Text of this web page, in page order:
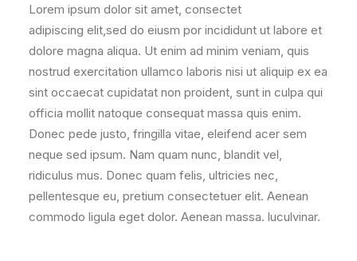
Lorem ipsum dolor sit amet, consectet
adipiscing elit,sed do eiusm por incididunt ut labore et
dolore magna aliqua. Ut enim ad minim veniam, quis
nostrud exercitation ullamco laboris nisi ut aliquip ex ea
sint occaecat cupidatat non proident, sunt in culpa qui
officia mollit natoque consequat massa quis enim.
Donec pede justo, fringilla vitae, eleifend acer sem
neque sed ipsum. Nam quam nunc, blandit vel,
ridiculus mus. Donec quam felis, ultricies nec,
pellentesque eu, pretium consectetuer elit. Aenean
commodo ligula eget dolor. Aenean massa. luculvinar.